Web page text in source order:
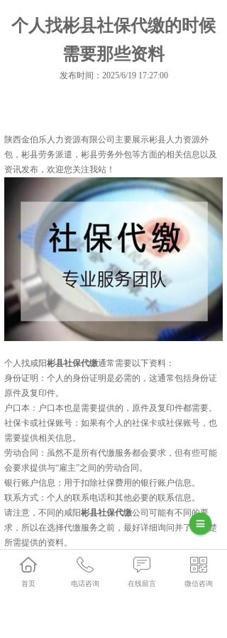
个人找彬县社保代缴的时候
需要那些资料
发布时间：2025/6/19 17:27:00
陕西金伯乐人力资源有限公司主要展示彬县人力资源外
包 ，彬县劳务派遣，彬县劳务外包等方面的相关信息以及
资讯发布，欢迎您关注我站！
个人找咸阳彬县社保代缴通常需要以下资料：
身份证明：个人的身份证明是必需的，这通常包括身份证
原件及复印件。
户口本：户口本也是需要提供的，原件及复印件都需要。
社保卡或社保账号：如果有个人的社保卡或社保账号，也
需要提供相关信息。
劳动合同：虽然不是所有代缴服务都会要求，但有些可能
会要求提供与“雇主”之间的劳动合同。
银行账户信息：用于扣除社保费用的银行账户信息。
联系方式：个人的联系电话和其他必要的联系信息。
请注意，不同的咸阳彬县社保代缴公司可能有不同的要
求，所以在选择代缴服务之前，最好详细询问并了解清楚
所需提供的资料。
彬县人力资源外包口碑怎么样？彬县劳务派遣哪里好？彬
县劳务外包找哪家？陕西金伯乐人力资源有限公司专业从
事彬县人力资源外包,彬县劳务派遣,彬县劳务外包,彬县社
首页 电话咨询 在线留言 微信咨询